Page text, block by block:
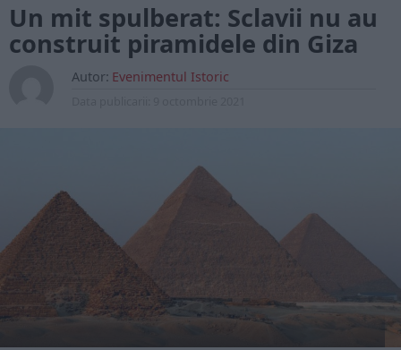
Un mit spulberat: Sclavii nu au
construit piramidele din Giza
Autor: Evenimentul Istoric